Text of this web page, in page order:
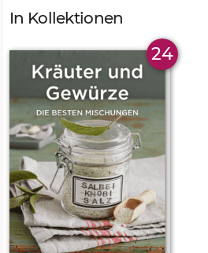
In Kollektionen
24